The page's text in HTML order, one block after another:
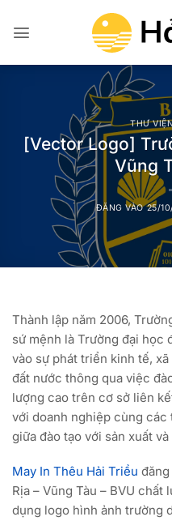
qua
dung
THƯ
[Vector Logo]
Vũng
ĐĂNG VÀO25/
Thành lập năm 2006,
sứ mệnh là Trường đại học
vào sự phát triển kinh tế,
đất nước thông qua việc
lượng cao trên cơ sở liên
với doanh nghiệp cùng
giữa đào tạo với sản xuất
May In Thêu Hải Triều
Rịa – Vũng Tàu – BVU
dụng logo hình ảnh trường